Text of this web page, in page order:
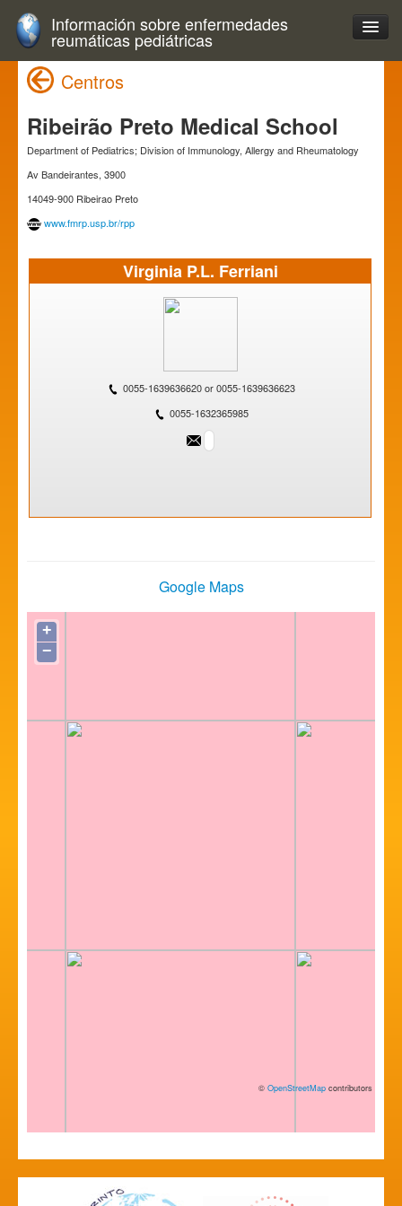
Información sobre enfermedades
reumáticas pediátricas
Centros
Ribeirão Preto Medical School
Department of Pediatrics; Division of Immunology, Allergy and Rheumatology
Av Bandeirantes, 3900
14049-900 Ribeirao Preto
www.fmrp.usp.br/rpp
Virginia P.L. Ferriani
0055-1639636620 or 0055-1639636623
0055-1632365985
Google Maps
+
−
© OpenStreetMap contributors